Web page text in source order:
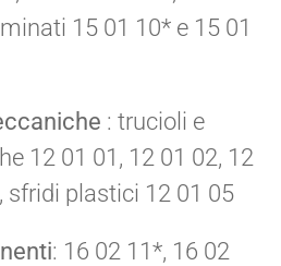
15 01 10* e 15 01
: trucioli e
12 01 01, 12 01 02, 12
sfridi plastici 12 01 05
: 16 02 11*, 16 02